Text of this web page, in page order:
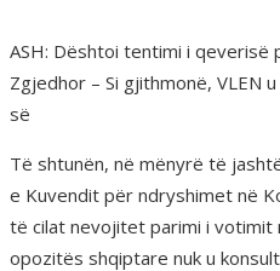
ASH: Dështoi tentimi i qeverisë
Zgjedhor – Si gjithmonë, VLEN
së
Të shtunën, në mënyrë të
e Kuvendit për ndryshimet në
të cilat nevojitet parimi i
opozitës shqiptare nuk u